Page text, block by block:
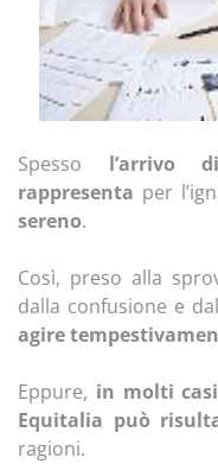
Spesso l’arrivo
rappresenta per
sereno.
Così, preso alla
dalla confusione e
agire
Eppure, in molti
Equitalia può
ragioni.